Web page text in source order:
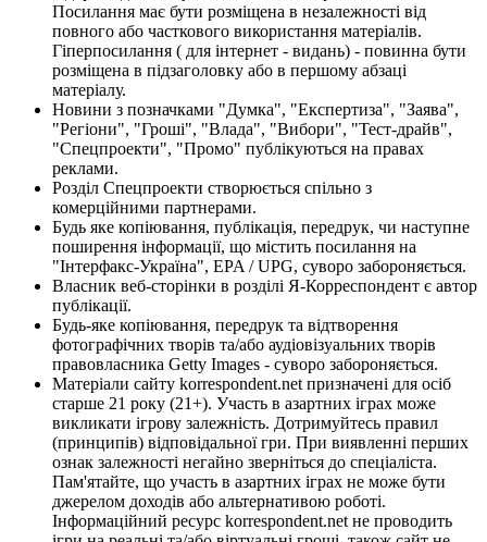
Посилання має бути розміщена в незалежності від
повного або часткового використання матеріалів.
Гіперпосилання ( для інтернет - видань) - повинна бути
розміщена в підзаголовку або в першому абзаці
матеріалу.
Новини з позначками "Думка", "Експертиза", "Заява",
"Регіони", "Гроші", "Влада", "Вибори", "Тест-драйв",
"Спецпроекти", "Промо" публікуються на правах
реклами.
Розділ Спецпроекти створюється спільно з
комерційними партнерами.
Будь яке копіювання, публікація, передрук, чи наступне
поширення інформації, що містить посилання на
"Інтерфакс-Україна", EPA / UPG, суворо забороняється.
Власник веб-сторінки в розділі Я-Корреспондент є автор
публікації.
Будь-яке копіювання, передрук та відтворення
фотографічних творів та/або аудіовізуальних творів
правовласника Getty Images - суворо забороняється.
Матеріали сайту korrespondent.net призначені для осіб
старше 21 року (21+). Участь в азартних іграх може
викликати ігрову залежність. Дотримуйтесь правил
(принципів) відповідальної гри. При виявленні перших
ознак залежності негайно зверніться до спеціаліста.
Пам'ятайте, що участь в азартних іграх не може бути
джерелом доходів або альтернативою роботі.
Інформаційний ресурс korrespondent.net не проводить